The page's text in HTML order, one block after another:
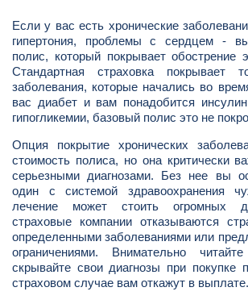
Если у вас есть хронические
гипертония, проблемы с сердцем -
полис, который покрывает обострение
Стандартная страховка покрывает
заболевания, которые начались во
вас диабет и вам понадобится
гипогликемии, базовый полис это не
Опция покрытие хронических
стоимость полиса, но она критически
серьезными диагнозами. Без нее вы
один с системой здравоохранения
лечение может стоить огромных
страховые компании отказываются
определенными заболеваниями или
ограничениями. Внимательно
скрывайте свои диагнозы при покупке
страховом случае вам откажут в выплате.